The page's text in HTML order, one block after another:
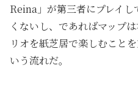
Reina」が第三者にプレイ
くないし、であればマップ
リオを紙芝居で楽しむこと
いう流れだ。